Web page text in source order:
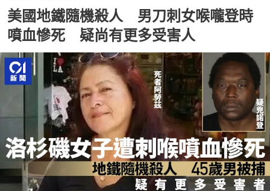
美國地鐵隨機殺人 男刀刺女喉嚨登時
噴血慘死 疑尚有更多受害人